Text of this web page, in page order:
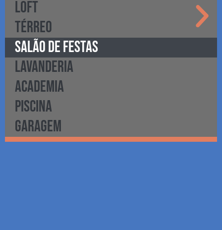
LOFT
TÉRREO
SALÃO DE FESTAS
LAVANDERIA
ACADEMIA
PISCINA
GARAGEM